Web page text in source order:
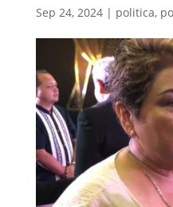
Sep 24, 2024| politica,